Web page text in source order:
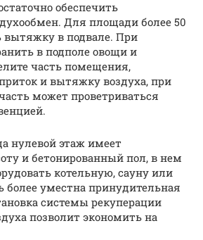
обеспечить
Для площади более 50
вытяжку в подвале. При
в подполе овощи и
часть помещения,
и вытяжку воздуха, при
может проветриваться
нулевой этаж имеет
и бетонированный пол, в нем
котельную, сауну или
более уместна принудительная
системы рекуперации
позволит экономить на